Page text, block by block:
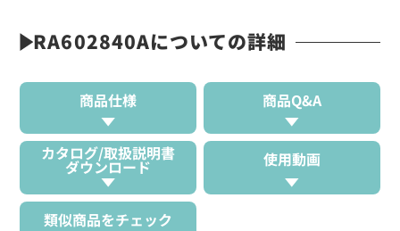
RA602840Aについての詳細
商品仕様 商品Q&A
カタログ/取扱説明書
ダウンロード 使用動画
類似商品をチェック